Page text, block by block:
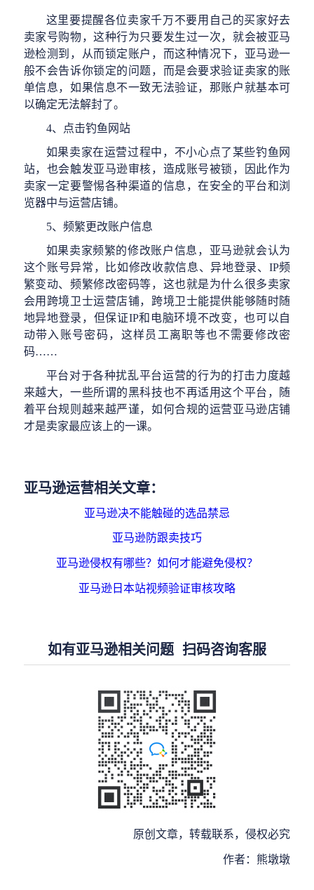
这里要提醒各位卖家千万不要用自己的买家好去
卖家号购物，这种行为只要发生过一次，就会被亚马
逊检测到，从而锁定账户，而这种情况下，亚马逊一
般不会告诉你锁定的问题，而是会要求验证卖家的账
单信息，如果信息不一致无法验证，那账户就基本可
以确定无法解封了。
4、点击钓鱼网站
如果卖家在运营过程中，不小心点了某些钓鱼网
站，也会触发亚马逊审核，造成账号被锁，因此作为
卖家一定要警惕各种渠道的信息，在安全的平台和浏
览器中与运营店铺。
5、频繁更改账户信息
如果卖家频繁的修改账户信息，亚马逊就会认为
这个账号异常，比如修改收款信息、异地登录、 IP频
繁变动、频繁修改密码等，这也就是为什么很多卖家
会用跨境卫士运营店铺，跨境卫士能提供能够随时随
地异地登录，但保证IP和电脑环境不改变，也可以自
动带入账号密码，这样员工离职等也不需要修改密
码……
平台对于各种扰乱平台运营的行为的打击力度越
来越大，一些所谓的黑科技也不再适用这个平台，随
着平台规则越来越严谨，如何合规的运营亚马逊店铺
才是卖家最应该上的一课。
亚马逊运营相关文章：
亚马逊决不能触碰的选品禁忌
亚马逊防跟卖技巧
亚马逊侵权有哪些？如何才能避免侵权？
亚马逊日本站视频验证审核攻略
如有亚马逊相关问题 扫码咨询客服
原创文章，转载联系，侵权必究
作者：熊墩墩